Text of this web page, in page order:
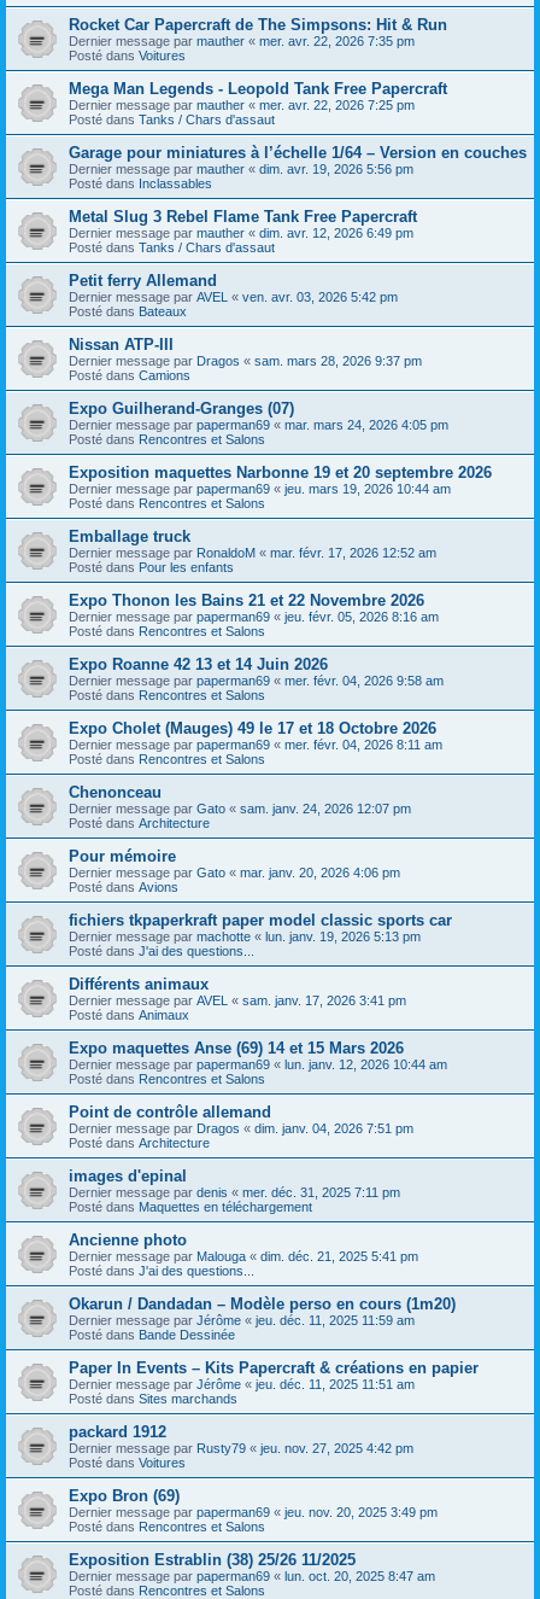
Rocket Car Papercraft de The Simpsons: Hit & Run
Dernier message par mauther « mer. avr. 22, 2026 7:35 pm
Posté dans Voitures
Mega Man Legends - Leopold Tank Free Papercraft
Dernier message par mauther « mer. avr. 22, 2026 7:25 pm
Posté dans Tanks / Chars d'assaut
Garage pour miniatures à l’échelle 1/64 – Version en couches
Dernier message par mauther « dim. avr. 19, 2026 5:56 pm
Posté dans Inclassables
Metal Slug 3 Rebel Flame Tank Free Papercraft
Dernier message par mauther « dim. avr. 12, 2026 6:49 pm
Posté dans Tanks / Chars d'assaut
Petit ferry Allemand
Dernier message par AVEL « ven. avr. 03, 2026 5:42 pm
Posté dans Bateaux
Nissan ATP-III
Dernier message par Dragos « sam. mars 28, 2026 9:37 pm
Posté dans Camions
Expo Guilherand-Granges (07)
Dernier message par paperman69 « mar. mars 24, 2026 4:05 pm
Posté dans Rencontres et Salons
Exposition maquettes Narbonne 19 et 20 septembre 2026
Dernier message par paperman69 « jeu. mars 19, 2026 10:44 am
Posté dans Rencontres et Salons
Emballage truck
Dernier message par RonaldoM « mar. févr. 17, 2026 12:52 am
Posté dans Pour les enfants
Expo Thonon les Bains 21 et 22 Novembre 2026
Dernier message par paperman69 « jeu. févr. 05, 2026 8:16 am
Posté dans Rencontres et Salons
Expo Roanne 42 13 et 14 Juin 2026
Dernier message par paperman69 « mer. févr. 04, 2026 9:58 am
Posté dans Rencontres et Salons
Expo Cholet (Mauges) 49 le 17 et 18 Octobre 2026
Dernier message par paperman69 « mer. févr. 04, 2026 8:11 am
Posté dans Rencontres et Salons
Chenonceau
Dernier message par Gato « sam. janv. 24, 2026 12:07 pm
Posté dans Architecture
Pour mémoire
Dernier message par Gato « mar. janv. 20, 2026 4:06 pm
Posté dans Avions
fichiers tkpaperkraft paper model classic sports car
Dernier message par machotte « lun. janv. 19, 2026 5:13 pm
Posté dans J'ai des questions...
Différents animaux
Dernier message par AVEL « sam. janv. 17, 2026 3:41 pm
Posté dans Animaux
Expo maquettes Anse (69) 14 et 15 Mars 2026
Dernier message par paperman69 « lun. janv. 12, 2026 10:44 am
Posté dans Rencontres et Salons
Point de contrôle allemand
Dernier message par Dragos « dim. janv. 04, 2026 7:51 pm
Posté dans Architecture
images d'epinal
Dernier message par denis « mer. déc. 31, 2025 7:11 pm
Posté dans Maquettes en téléchargement
Ancienne photo
Dernier message par Malouga « dim. déc. 21, 2025 5:41 pm
Posté dans J'ai des questions...
Okarun / Dandadan – Modèle perso en cours (1m20)
Dernier message par Jérôme « jeu. déc. 11, 2025 11:59 am
Posté dans Bande Dessinée
Paper In Events – Kits Papercraft & créations en papier
Dernier message par Jérôme « jeu. déc. 11, 2025 11:51 am
Posté dans Sites marchands
packard 1912
Dernier message par Rusty79 « jeu. nov. 27, 2025 4:42 pm
Posté dans Voitures
Expo Bron (69)
Dernier message par paperman69 « jeu. nov. 20, 2025 3:49 pm
Posté dans Rencontres et Salons
Exposition Estrablin (38) 25/26 11/2025
Dernier message par paperman69 « lun. oct. 20, 2025 8:47 am
Posté dans Rencontres et Salons